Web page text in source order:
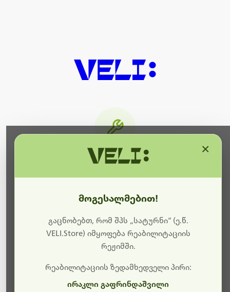
ბოდიშს გიხდით შეფერხებისთვის. ამჟამად
მიმდინარეობს საიტის განახლება და ტექნიკური
სამუშაოები.
მალე ისევ ხელმისაწვდომი იქნება. გმადლობთ
მოგესალმებით!
გაცნობებთ, რომ შპს „სატურნი“ (ე.წ.
VELI.Store) იმყოფება რეაბილიტაციის
რეჟიმში.
რეაბილიტაციის ზედამხედველი პირი:
ირაკლი გაფრინდაშვილი
×